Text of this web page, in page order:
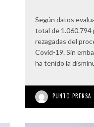
Según datos
total de 1.060.794
rezagadas del
Covid-19. Sin
ha tenido la
PUNTO PRENSA